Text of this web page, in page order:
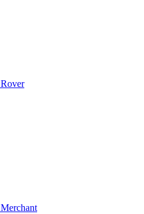
Rover
Merchant